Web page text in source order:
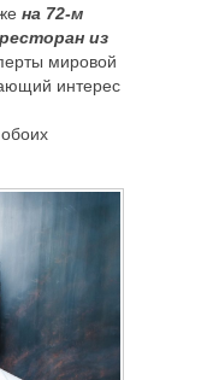
на 72-м
из
мировой
интерес